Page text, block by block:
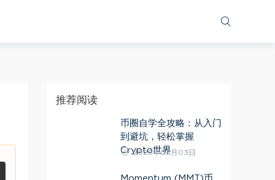
推荐阅读
币圈自学全攻略：从入门
到避坑，轻松掌握
Crypto世界
2026年03月03日